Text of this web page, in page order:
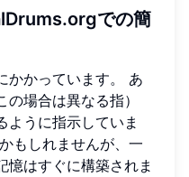
での簡
かかっています。 あ
場合は異なる指）
ように指示していま
もしれませんが、一
憶はすぐに構築されま